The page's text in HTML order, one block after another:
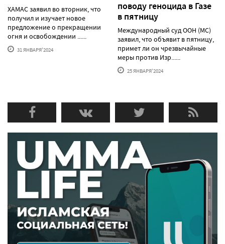
ХАМАС заявил во вторник, что
получил и изучает новое
предложение о прекращении
огня и освобождении ......
31 ЯНВАРЯ'2024
поводу геноцида в Газе
в пятницу
Международный суд ООН (МС)
заявил, что объявит в пятницу,
примет ли он чрезвычайные
меры против Изр......
25 ЯНВАРЯ'2024